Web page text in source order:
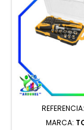
REFERENCIA:
MARCA: